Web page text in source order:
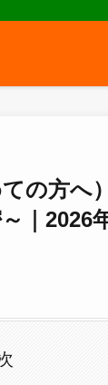
の方へ
｜2026